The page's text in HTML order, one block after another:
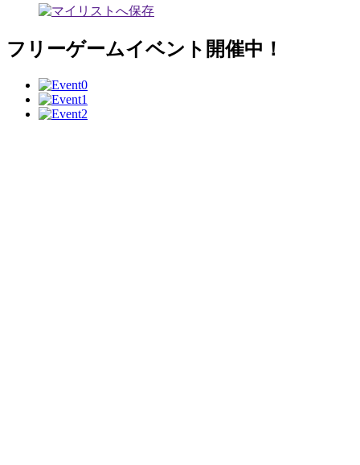
フリーゲームイベント開催中！